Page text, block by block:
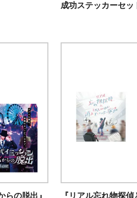
成功ステッカーセッ
らの脱出』
『リアル忘れ物探